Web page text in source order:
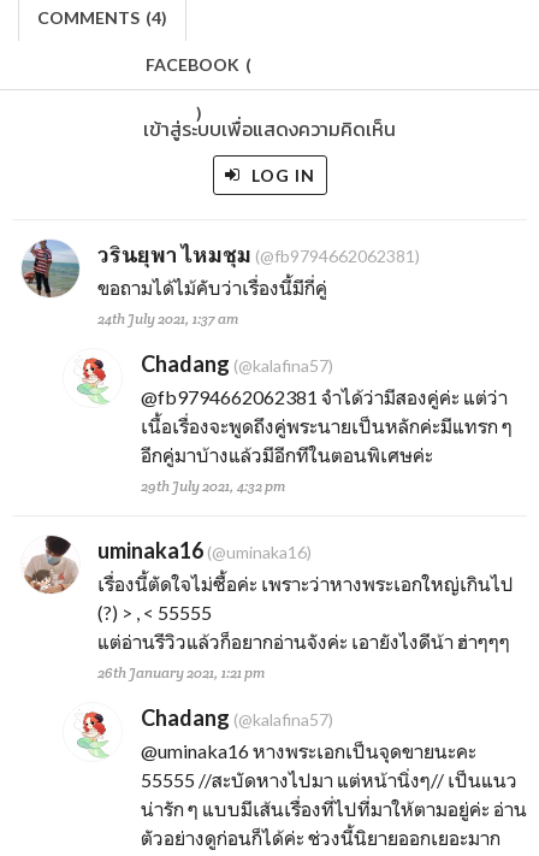
COMMENTS (4)
FACEBOOK (
)
เข้าสู่ระบบเพื่อแสดงความคิดเห็น
LOG IN
วรินยุพา ไหมชุม (@fb9794662062381)
ขอถามได้ไม้คับว่าเรื่องนี้มีกี่คู่
24th July 2021, 1:37 am
Chadang (@kalafina57)
@fb9794662062381 จำได้ว่ามีสองคู่ค่ะ แต่ว่า
เนื้อเรื่องจะพูดถึงคู่พระนายเป็นหลักค่ะมีแทรก ๆ
อีกคู่มาบ้างแล้วมีอีกทีในตอนพิเศษค่ะ
29th July 2021, 4:32 pm
uminaka16 (@uminaka16)
เรื่องนี้ตัดใจไม่ซื้อค่ะ เพราะว่าหางพระเอกใหญ่เกินไป
(?) > , < 55555
แต่อ่านรีวิวแล้วก็อยากอ่านจังค่ะ เอายังไงดีน้า ฮ่าๆๆๆ
26th January 2021, 1:21 pm
Chadang (@kalafina57)
@uminaka16หางพระเอกเป็นจุดขายนะคะ
55555 //สะบัดหางไปมา แต่หน้านิ่งๆ// เป็นแนว
น่ารัก ๆ แบบมีเส้นเรื่องที่ไปที่มาให้ตามอยู่ค่ะ อ่าน
ตัวอย่างดูก่อนก็ได้ค่ะ ช่วงนี้นิยายออกเยอะมาก